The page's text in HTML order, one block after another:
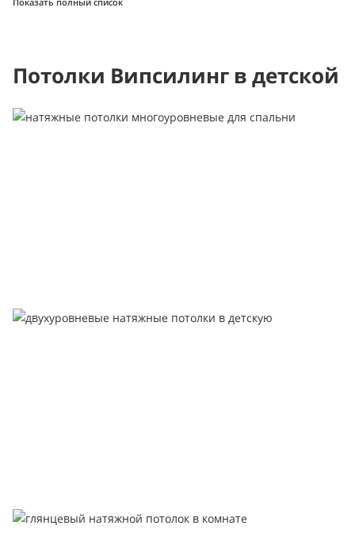
Потолки Випсилинг в детской